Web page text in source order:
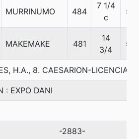
MURRINUMO 484
7 1/4
c
58
MAKEMAKE 481
14
3/4
58
H.A., 8. CAESARION-
: EXPO DANI
-2883-